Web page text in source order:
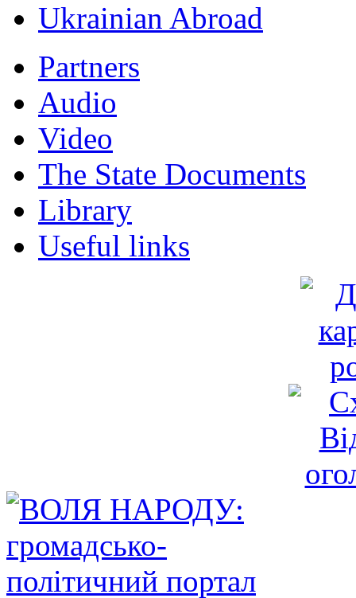
Ukrainian Abroad
Partners
Audio
Video
The State Documents
Library
Useful links